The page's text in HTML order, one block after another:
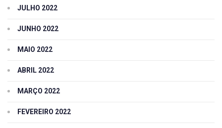
JULHO 2022
JUNHO 2022
MAIO 2022
ABRIL 2022
MARÇO 2022
FEVEREIRO 2022